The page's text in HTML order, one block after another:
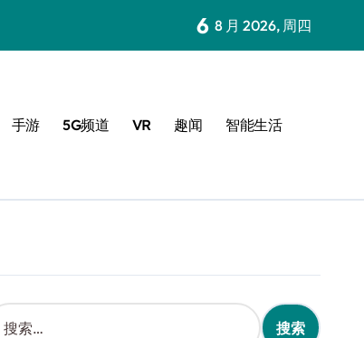
6 8 月 2026, 周四
手游 5G频道 VR 趣闻 智能生活